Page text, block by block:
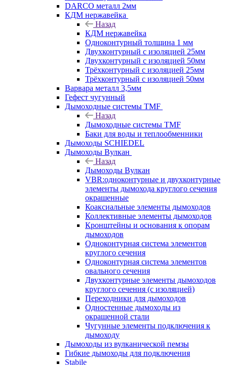
DARCO металл 2мм
КДМ нержавейка
Назад
КДМ нержавейка
Одноконтурный толщина 1 мм
Двухконтурный с изоляцией 25мм
Двухконтурный с изоляцией 50мм
Трёхконтурный с изоляцией 25мм
Трёхконтурный с изоляцией 50мм
Варвара металл 3,5мм
Гефест чугунный
Дымоходные системы TMF
Назад
Дымоходные системы TMF
Баки для воды и теплообменники
Дымоходы SCHIEDEL
Дымоходы Вулкан
Назад
Дымоходы Вулкан
VBR:одноконтурные и двухконтурные
элементы дымохода круглого сечения
окрашенные
Коаксиальные элементы дымоходов
Коллективные элементы дымоходов
Кронштейны и основания к опорам
дымоходов
Одноконтурная система элементов
круглого сечения
Одноконтурная система элементов
овального сечения
Двухконтурные элементы дымоходов
круглого сечения (с изоляцией)
Переходники для дымоходов
Одностенные дымоходы из
окрашенной стали
Чугунные элементы подключения к
дымоходу
Дымоходы из вулканической пемзы
Гибкие дымоходы для подключения
Stabile